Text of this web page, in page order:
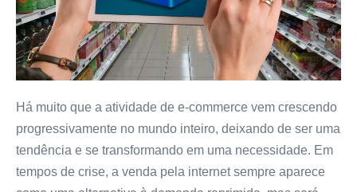
Há muito que a atividade de e-commerce vem crescendo
progressivamente no mundo inteiro, deixando de ser uma
tendência e se transformando em uma necessidade. Em
tempos de crise, a venda pela internet sempre aparece